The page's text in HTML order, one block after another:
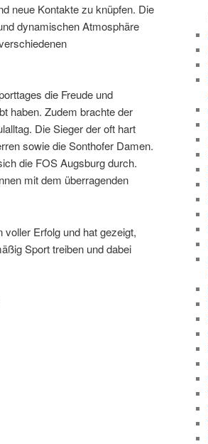
neue Kontakte zu knüpfen. Die
dynamischen Atmosphäre
die Freude und
haben. Zudem brachte der
Die Sieger der oft hart
sowie die Sonthofer Damen.
die FOS Augsburg durch.
mit dem überragenden
Erfolg und hat gezeigt,
Sport treiben und dabei
Friedberg:
Platz